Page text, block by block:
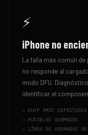
⚡
iPhone no
La falla más común de
no responde al
modo DFU.
identificar el
→ CHIP PMIC DEFECTUOSO
→ FUSIBLES QUEMADOS
→ LÍNEA DE ARRANQUE